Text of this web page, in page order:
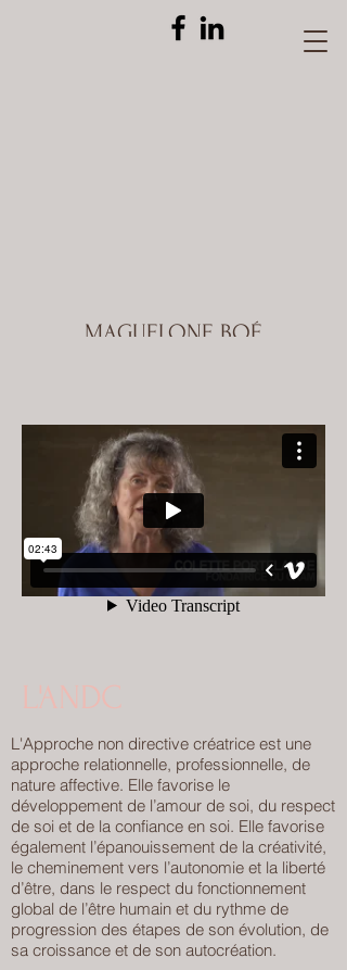
MAGUELONE BOÉ
L'ANDC
L'Approche non directive créatrice est une
approche relationnelle, professionnelle, de
nature affective. Elle favorise le
développement de l’amour de soi, du respect
de soi et de la confiance en soi. Elle favorise
également l’épanouissement de la créativité,
le cheminement vers l’autonomie et la liberté
d’être, dans le respect du fonctionnement
global de l’être humain et du rythme de
progression des étapes de son évolution, de
sa croissance et de son autocréation.